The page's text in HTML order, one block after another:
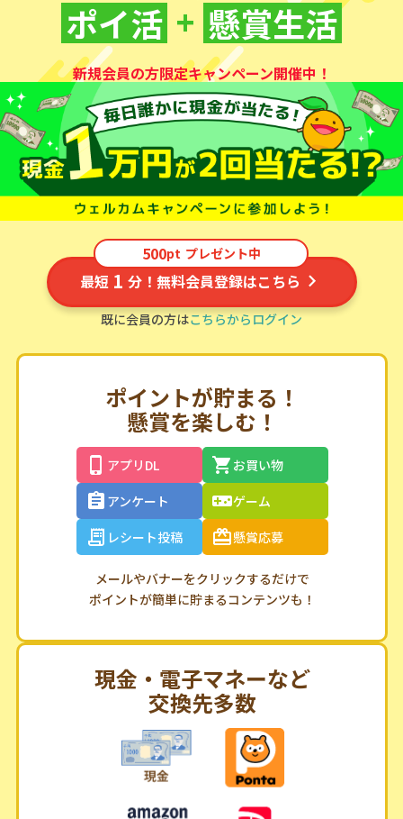
いますぐ始めて、おトクにお小遣い稼ぎ
フルーツメールで、
ポイ活 + 懸賞生活
新規会員の方限定キャンペーン開催中！
500pt プレゼント中
ポイントが貯まる！
懸賞を楽しむ！
アプリDL
お買い物
アンケート
ゲーム
レシート投稿
懸賞応募
メールやバナーをクリックするだけで
現金・電子マネーなど
交換先多数